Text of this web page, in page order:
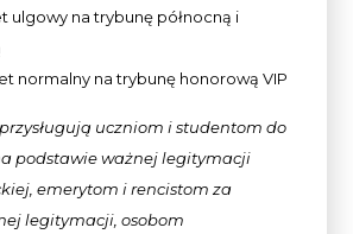
ulgowy na trybunę północną i
normalny na trybunę honorową VIP
przysługują uczniom i studentom do
podstawie ważnej legitymacji
emerytom i rencistom za
legitymacji, osobom